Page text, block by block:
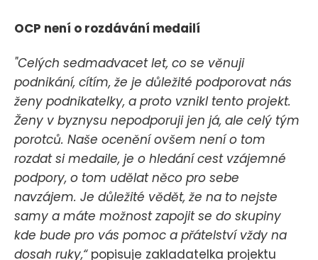
OCP není o rozdávání medailí
"Celých sedmadvacet let, co se věnuji
podnikání, cítím, že je důležité podporovat nás
ženy podnikatelky, a proto vznikl tento projekt.
Ženy v byznysu nepodporuji jen já, ale celý tým
porotců. Naše ocenění ovšem není o tom
rozdat si medaile, je o hledání cest vzájemné
podpory, o tom udělat něco pro sebe
navzájem. Je důležité vědět, že na to nejste
samy a máte možnost zapojit se do skupiny
kde bude pro vás pomoc a přátelství vždy na
dosah ruky,“popisuje zakladatelka projektu